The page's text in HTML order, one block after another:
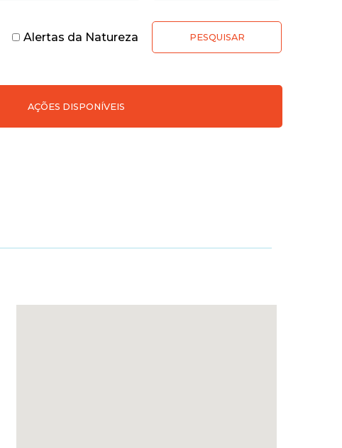
Alertas da Natureza PESQUISAR
AÇÕES DISPONÍVEIS